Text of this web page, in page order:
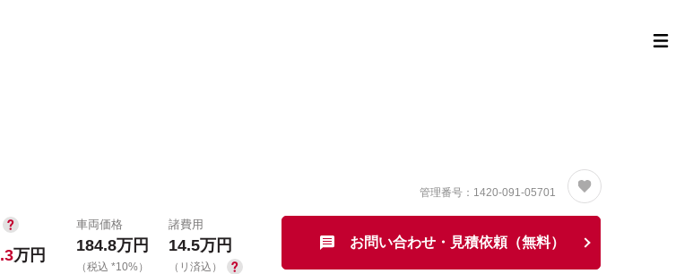
.3万円
車両価格
184.8万円
（税込 *10%）
諸費用
14.5万円
（リ済込）
管理番号：1420-091-05701
お問い合わせ・見積依頼（無料）